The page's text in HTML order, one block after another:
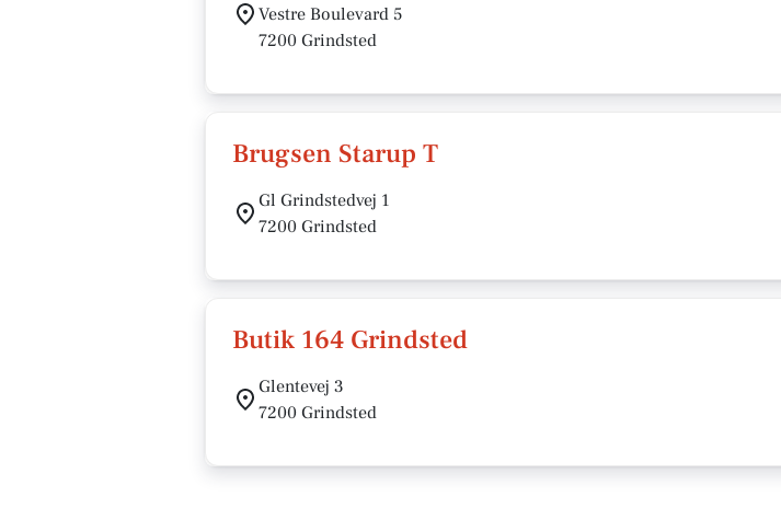
Vestre Boulevard 5
7200 Grindsted
Brugsen Starup T
Gl Grindstedvej 1
7200 Grindsted
Butik 164 Grindsted
Glentevej 3
7200 Grindsted